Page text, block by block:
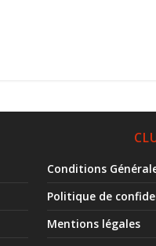
Conditions
Politique de
Mentions légales